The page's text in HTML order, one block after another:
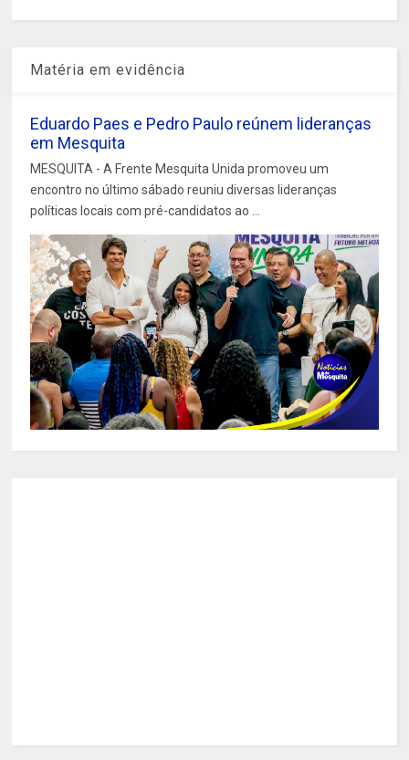
Matéria em evidência
Eduardo Paes e Pedro Paulo reúnem lideranças
em Mesquita
MESQUITA - A Frente Mesquita Unida promoveu um
encontro no último sábado reuniu diversas lideranças
políticas locais com pré-candidatos ao ...